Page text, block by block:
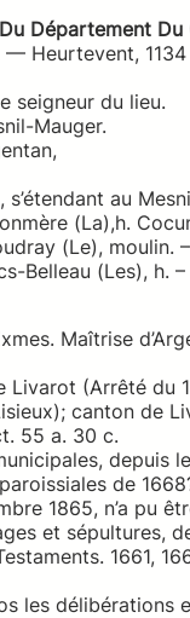
Département Du
Heurtevent,
seigneur du lieu.
Mauger.
au
(La),h.
(Le), moulin.
Belleau (Les), h.
Maîtrise
Livarot (Arrêté du
canton de
55 a. 30 c.
depuis
de
1865, n’a pu
et sépultures,
1661,
les